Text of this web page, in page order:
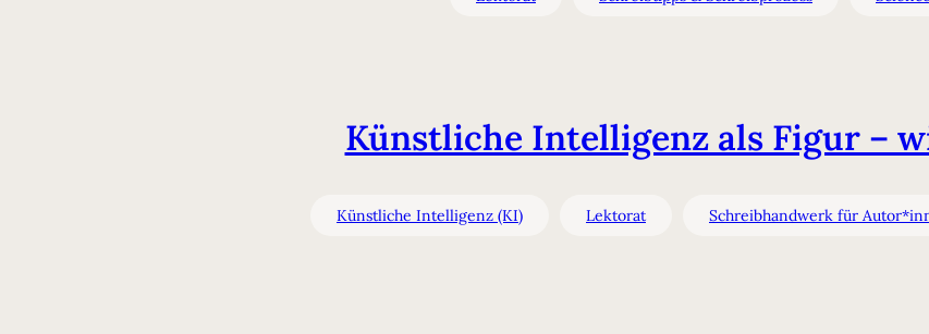
Künstliche Intelligenz als Figur –
Künstliche Intelligenz (KI) Lektorat Schreibhandwerk für